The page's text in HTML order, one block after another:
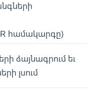
համակարգը)
ձայնագրում եւ
լսում